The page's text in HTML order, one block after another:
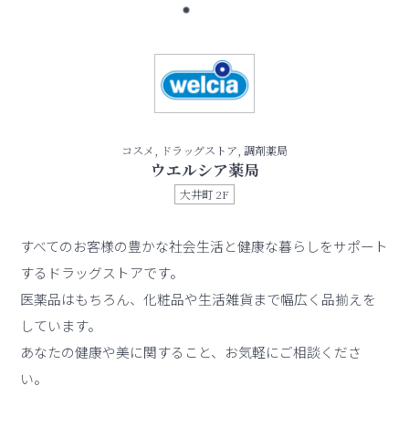
コスメ, ドラッグストア, 調剤薬局
ウエルシア薬局
大井町 2F
すべてのお客様の豊かな社会生活と健康な暮らしをサポート
するドラッグストアです。
医薬品はもちろん、化粧品や生活雑貨まで幅広く品揃えを
しています。
あなたの健康や美に関すること、お気軽にご相談くださ
い。